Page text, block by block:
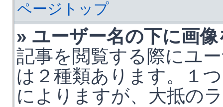
ページトップ
» ユーザー名の下に画
記事を閲覧する際にユ
は２種類あります。１
によりますが、大抵の